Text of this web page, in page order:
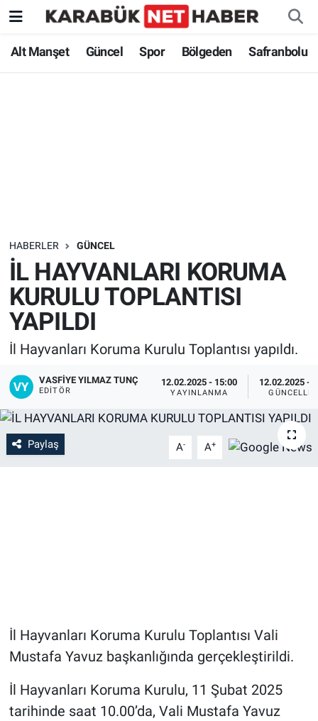
Alt Manşet Güncel Spor Bölgeden Safranbolu
HABERLER GÜNCEL
İL HAYVANLARI KORUMA
KURULU TOPLANTISI
YAPILDI
İl Hayvanları Koruma Kurulu Toplantısı yapıldı.
VASFIYE YILMAZ TUNÇ
EDITÖR
12.02.2025 - 15:00
YAYINLANMA
12.02.2025 -
Paylaş A- A+
İl Hayvanları Koruma Kurulu Toplantısı Vali
Mustafa Yavuz başkanlığında gerçekleştirildi.
İl Hayvanları Koruma Kurulu, 11 Şubat 2025
tarihinde saat 10.00’da, Vali Mustafa Yavuz